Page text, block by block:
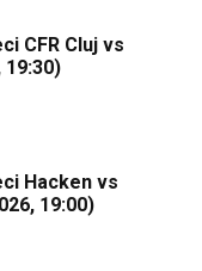
CFR Cluj vs
19:30)
Hacken vs
19:00)